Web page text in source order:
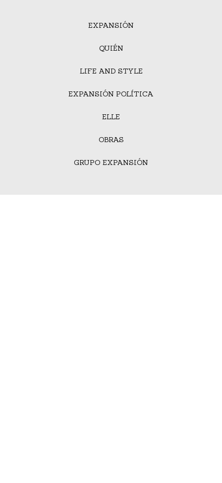
EXPANSIÓN
QUIÉN
LIFE AND STYLE
EXPANSIÓN POLÍTICA
ELLE
OBRAS
GRUPO EXPANSIÓN